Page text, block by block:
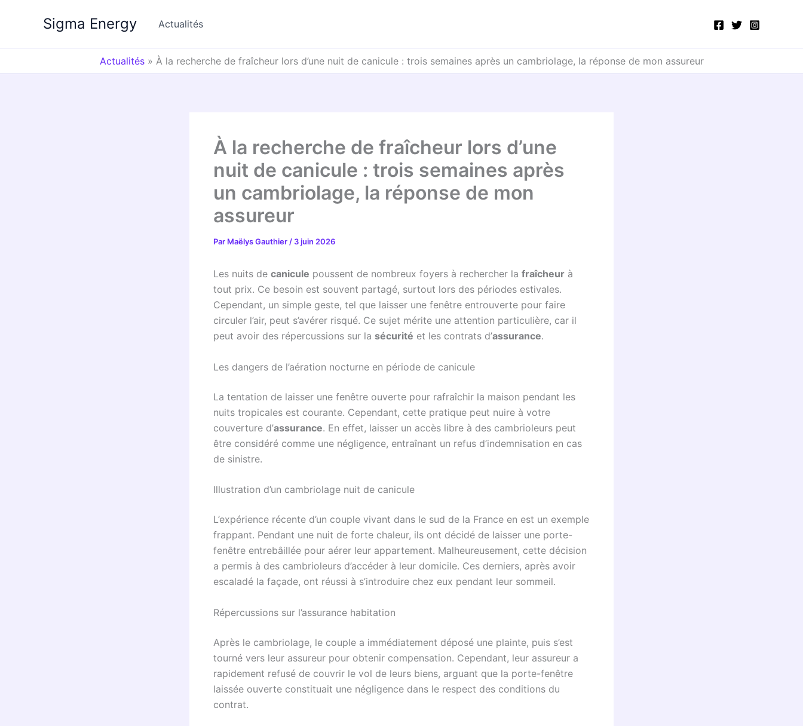
Sigma Energy Actualités
Actualités» À la recherche de fraîcheur lors d’une nuit de canicule : trois semaines après un cambriolage, la réponse de mon assureur
À la recherche de fraîcheur lors d’une
nuit de canicule : trois semaines après
un cambriolage, la réponse de mon
assureur
Par Maëlys Gauthier / 3 juin 2026
Les nuits de canicule poussent de nombreux foyers à rechercher la fraîcheur à
tout prix. Ce besoin est souvent partagé, surtout lors des périodes estivales.
Cependant, un simple geste, tel que laisser une fenêtre entrouverte pour faire
circuler l’air, peut s’avérer risqué. Ce sujet mérite une attention particulière, car il
peut avoir des répercussions sur la sécurité et les contrats d’assurance.
Les dangers de l’aération nocturne en période de canicule
La tentation de laisser une fenêtre ouverte pour rafraîchir la maison pendant les
nuits tropicales est courante. Cependant, cette pratique peut nuire à votre
couverture d’assurance. En effet, laisser un accès libre à des cambrioleurs peut
être considéré comme une négligence, entraînant un refus d’indemnisation en cas
de sinistre.
Illustration d’un cambriolage nuit de canicule
L’expérience récente d’un couple vivant dans le sud de la France en est un exemple
frappant. Pendant une nuit de forte chaleur, ils ont décidé de laisser une porte-
fenêtre entrebâillée pour aérer leur appartement. Malheureusement, cette décision
a permis à des cambrioleurs d’accéder à leur domicile. Ces derniers, après avoir
escaladé la façade, ont réussi à s’introduire chez eux pendant leur sommeil.
Répercussions sur l’assurance habitation
Après le cambriolage, le couple a immédiatement déposé une plainte, puis s’est
tourné vers leur assureur pour obtenir compensation. Cependant, leur assureur a
rapidement refusé de couvrir le vol de leurs biens, arguant que la porte-fenêtre
laissée ouverte constituait une négligence dans le respect des conditions du
contrat.